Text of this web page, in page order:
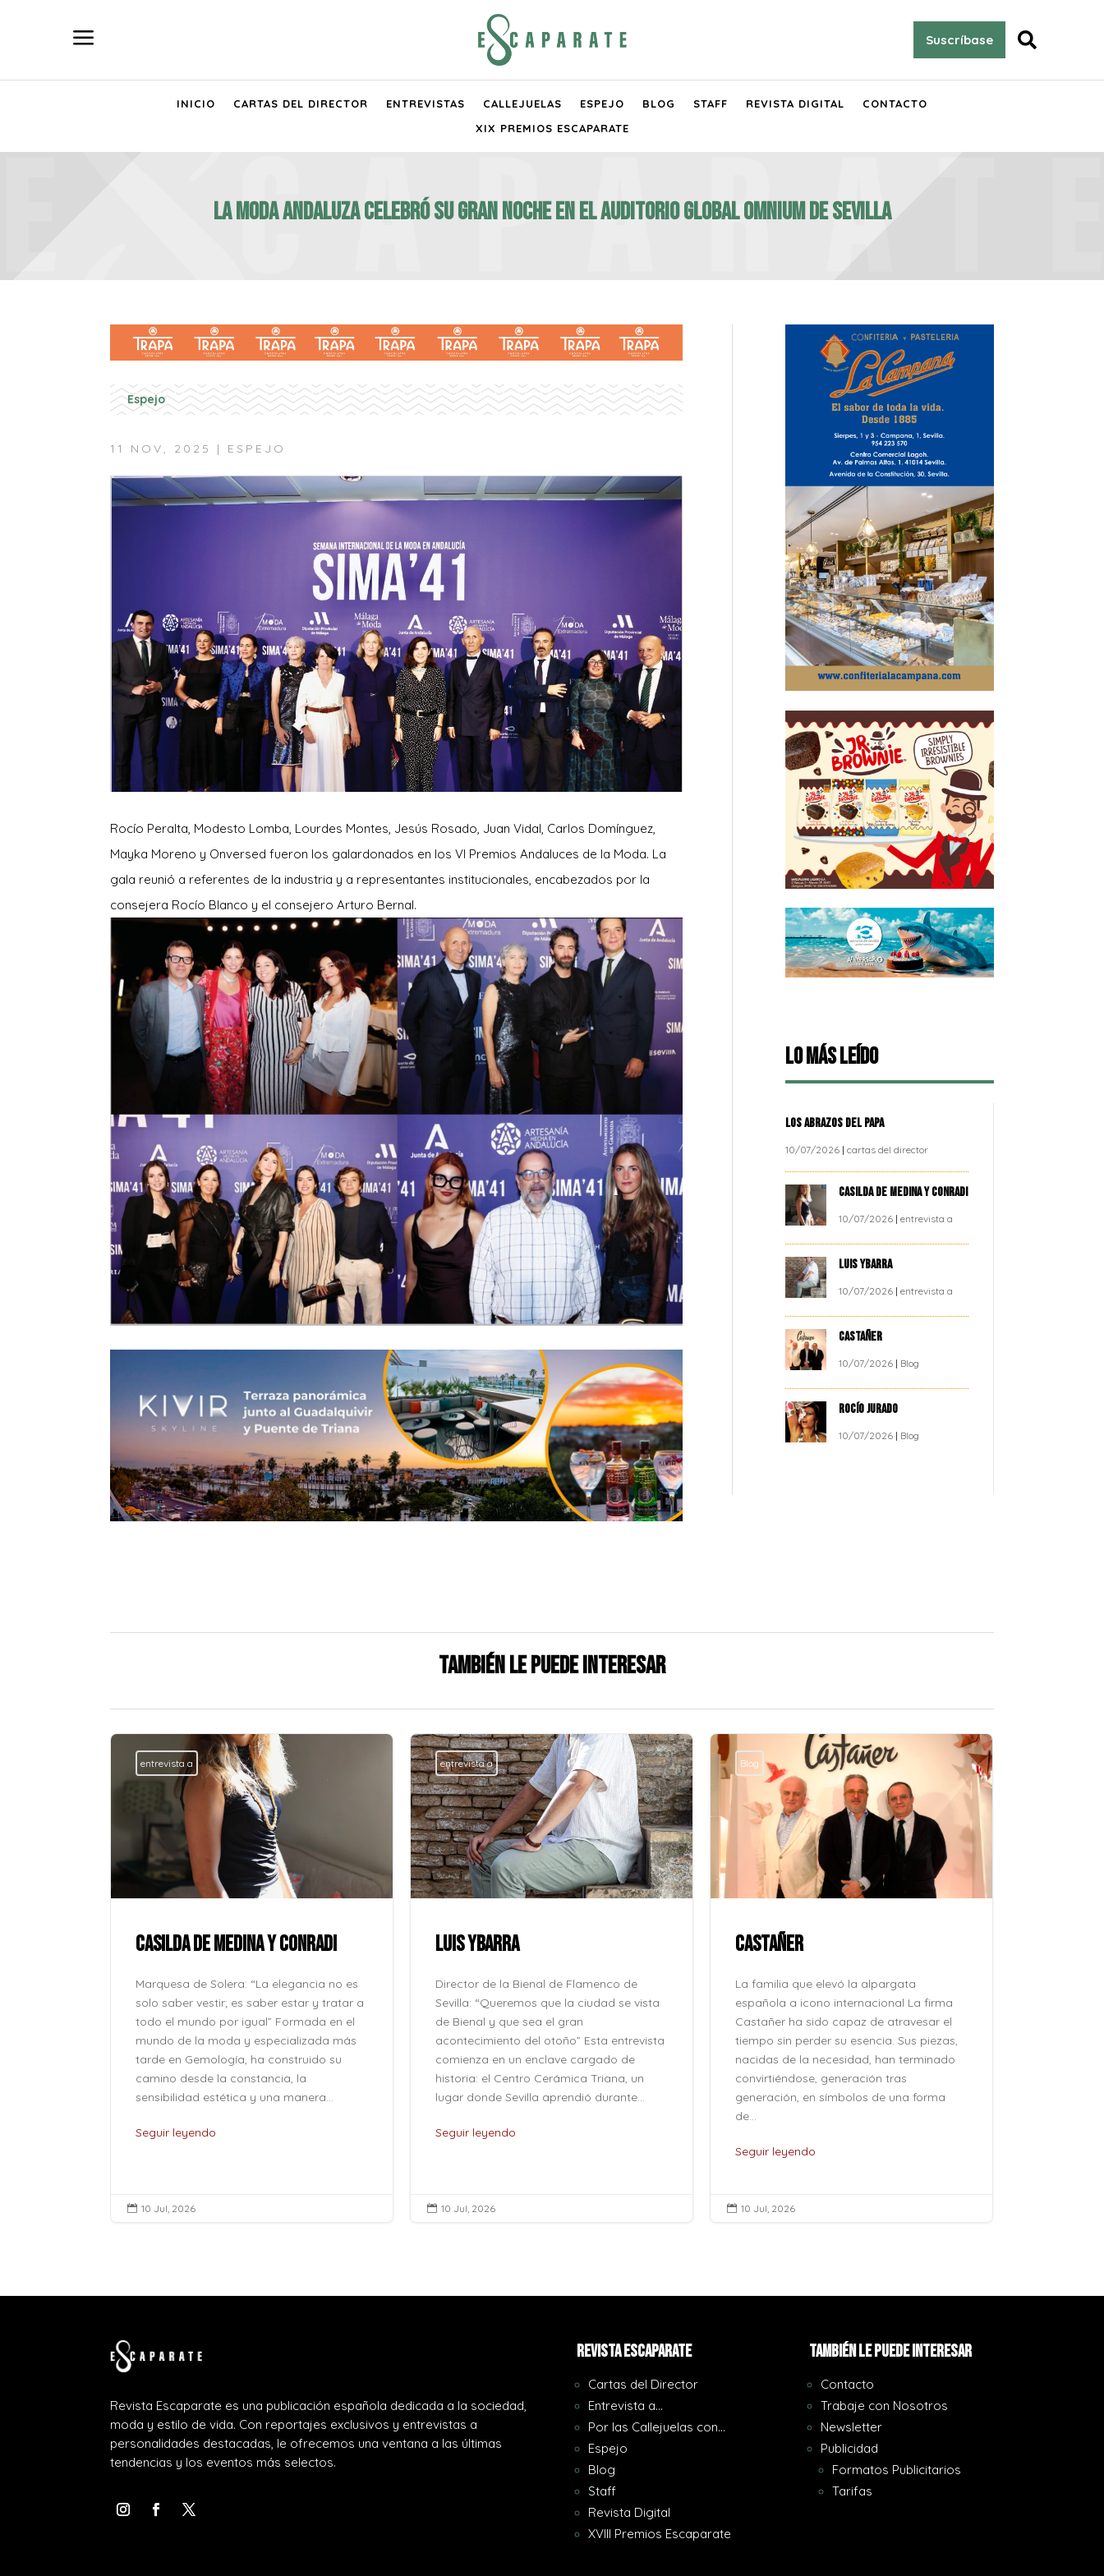
a Suscríbase 
INICIO CARTAS DEL DIRECTOR ENTREVISTAS CALLEJUELAS ESPEJO BLOG STAFF REVISTA DIGITAL
CONTACTO
XIX PREMIOS ESCAPARATE
LA MODA ANDALUZA CELEBRÓ SU GRAN NOCHE EN EL AUDITORIO GLOBAL OMNIUM DE SEVILLA
Espejo
11 NOV, 2025 | ESPEJO
Rocío Peralta, Modesto Lomba, Lourdes Montes, Jesús Rosado, Juan Vidal, Carlos Domínguez,
Mayka Moreno y Onversed fueron los galardonados en los VI Premios Andaluces de la Moda. La
gala reunió a referentes de la industria y a representantes institucionales, encabezados por la
consejera Rocío Blanco y el consejero Arturo Bernal.
Lo más leído
LOS ABRAZOS DEL PAPA
10/07/2026 |cartas del director
CASILDA DE MEDINA Y CONRADI
10/07/2026 |entrevista a
LUIS YBARRA
10/07/2026 |entrevista a
CASTAÑER
10/07/2026 | Blog
ROCÍO JURADO
10/07/2026 | Blog
También le puede interesar
entrevista a
CASILDA DE MEDINA Y CONRADI
Marquesa de Solera: “La elegancia no es
solo saber vestir; es saber estar y tratar a
todo el mundo por igual” Formada en el
mundo de la moda y especializada más
tarde en Gemología, ha construido su
camino desde la constancia, la
sensibilidad estética y una manera...
Seguir leyendo
 10 Jul, 2026
entrevista a
LUIS YBARRA
Director de la Bienal de Flamenco de
Sevilla: “Queremos que la ciudad se vista
de Bienal y que sea el gran
acontecimiento del otoño” Esta entrevista
comienza en un enclave cargado de
historia: el Centro Cerámica Triana, un
lugar donde Sevilla aprendió durante...
Seguir leyendo
 10 Jul, 2026
Blog
CASTAÑER
La familia que elevó la alpargata
española a icono internacional La firma
Castañer ha sido capaz de atravesar el
tiempo sin perder su esencia. Sus piezas,
nacidas de la necesidad, han terminado
convirtiéndose, generación tras
generación, en símbolos de una forma
de...
Seguir leyendo
 10 Jul, 2026
Revista Escaparate es una publicación española dedicada a la sociedad,
moda y estilo de vida. Con reportajes exclusivos y entrevistas a
personalidades destacadas, le ofrecemos una ventana a las últimas
tendencias y los eventos más selectos.
REVISTA ESCAPARATE
Cartas del Director
Entrevista a…
Por las Callejuelas con…
Espejo
Blog
Staff
Revista Digital
XVIII Premios Escaparate
También le puede interesar
Contacto
Trabaje con Nosotros
Newsletter
Publicidad
Formatos Publicitarios
Tarifas